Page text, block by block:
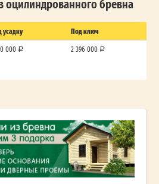
бревна
усадку Под ключ
000 2 396 000